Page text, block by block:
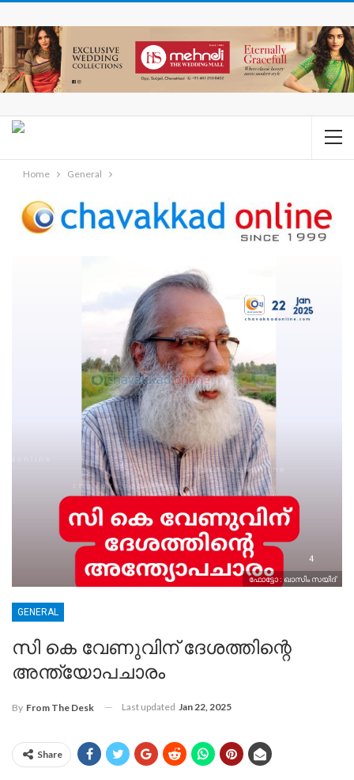
Home General
ഫോട്ടോ : ഖാസിം സയിദ്
GENERAL
സി കെ വേണുവിന് ദേശത്തിന്റെ
അന്ത്യോപചാരം
By From The Desk Last updated Jan 22, 2025
Share